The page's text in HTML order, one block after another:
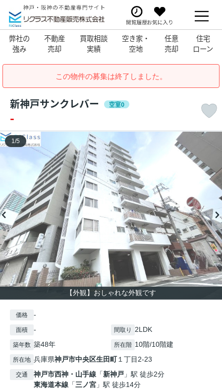
弊社の
強み
不動産
売却
買取相談
実績
空き家・
空地
任意
売却
住宅
ローン
この物件の募集は終了しました。
新神戸サンクレバー 空室0
-
【外観】おしゃれな外観です
1/5
価格 -
面積 - 間取り 2LDK
築年数 築48年 所在階 10階/10階建
所在地 兵庫県神戸市中央区生田町１丁目2-23
交通 神戸市西神・山手線 「新神戸 」駅 徒歩2分
東海道本線 「三ノ宮 」駅 徒歩14分